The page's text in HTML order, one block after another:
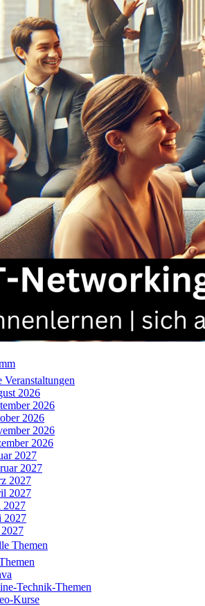
Veranstaltungen
2026
2026
2026
2026
2026
2027
2027
2027
2027
2027
2027
Themen
Technik-Themen
Kurse